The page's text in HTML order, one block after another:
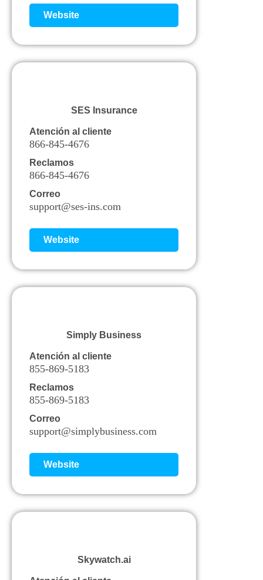
Website
SES Insurance
Atención al cliente
866-845-4676
Reclamos
866-845-4676
Correo
support@ses-ins.com
Website
Simply Business
Atención al cliente
855-869-5183
Reclamos
855-869-5183
Correo
support@simplybusiness.com
Website
Skywatch.ai